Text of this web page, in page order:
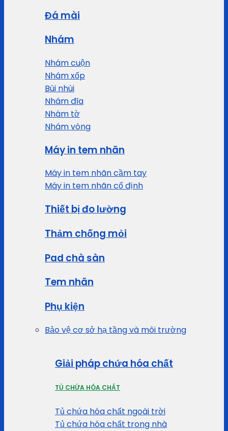
Đá mài
Nhám
Nhám cuộn
Nhám xốp
Bùi nhùi
Nhám đĩa
Nhám tờ
Nhám vòng
Máy in tem nhãn
Máy in tem nhãn cầm tay
Máy in tem nhãn cố định
Thiết bị đo lường
Thảm chống mỏi
Pad chà sàn
Tem nhãn
Phụ kiện
Bảo vệ cơ sở hạ tầng và môi trường
Giải pháp chứa hóa chất
TỦ CHỨA HÓA CHẤT
Tủ chứa hóa chất ngoài trời
Tủ chứa hóa chất trong nhà